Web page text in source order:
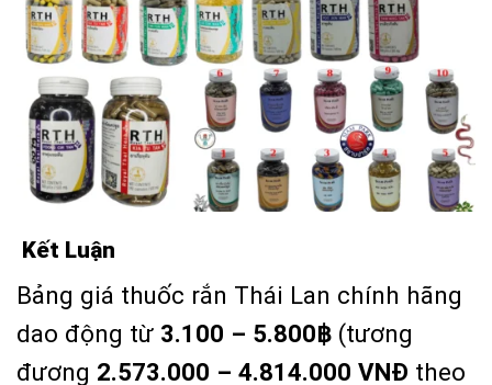
Kết Luận
Bảng giá thuốc rắn Thái Lan chính hãng
dao động từ 3.100 – 5.800฿ (tương
đương 2.573.000 – 4.814.000 VNĐ theo